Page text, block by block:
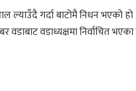
ल्याउँदै गर्दा बाटोमै निधन भएको
वडाध्यक्षमा निर्वाचित भएका